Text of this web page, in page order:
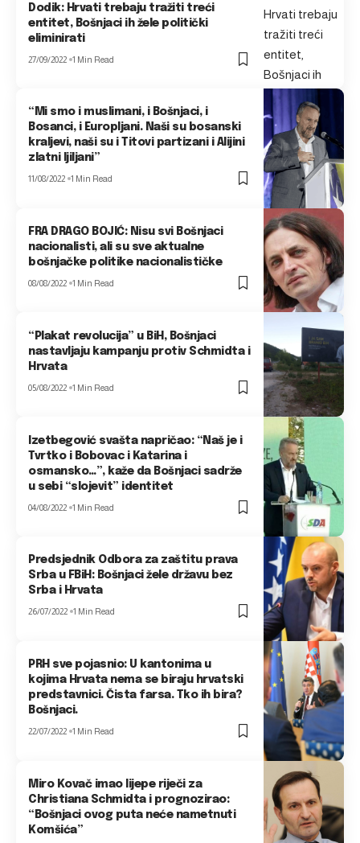
Dodik: Hrvati trebaju tražiti treći
entitet, Bošnjaci ih žele politički
eliminirati
27/09/2022 1 Min Read
“Mi smo i muslimani, i Bošnjaci, i
Bosanci, i Europljani. Naši su bosanski
kraljevi, naši su i Titovi partizani i Alijini
zlatni ljiljani”
11/08/2022 1 Min Read
FRA DRAGO BOJIĆ: Nisu svi Bošnjaci
nacionalisti, ali su sve aktualne
bošnjačke politike nacionalističke
08/08/2022 1 Min Read
“Plakat revolucija” u BiH, Bošnjaci
nastavljaju kampanju protiv Schmidta i
Hrvata
05/08/2022 1 Min Read
Izetbegović svašta napričao: “Naš je i
Tvrtko i Bobovac i Katarina i
osmansko…”, kaže da Bošnjaci sadrže
u sebi “slojevit” identitet
04/08/2022 1 Min Read
Predsjednik Odbora za zaštitu prava
Srba u FBiH: Bošnjaci žele državu bez
Srba i Hrvata
26/07/2022 1 Min Read
PRH sve pojasnio: U kantonima u
kojima Hrvata nema se biraju hrvatski
predstavnici. Čista farsa. Tko ih bira?
Bošnjaci.
22/07/2022 1 Min Read
Miro Kovač imao lijepe riječi za
Christiana Schmidta i prognozirao:
“Bošnjaci ovog puta neće nametnuti
Komšića”